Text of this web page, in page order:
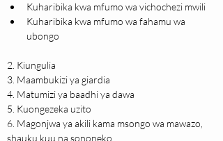
Kuharibika kwa mfumo wa vichochezi mwili
Kuharibika kwa mfumo wa fahamu wa
ubongo
2. Kiungulia
3. Maambukizi ya giardia
4. Matumizi ya baadhi ya dawa
5. Kuongezeka uzito
6. Magonjwa ya akili kama msongo wa mawazo,
shauku kuu na sononeko